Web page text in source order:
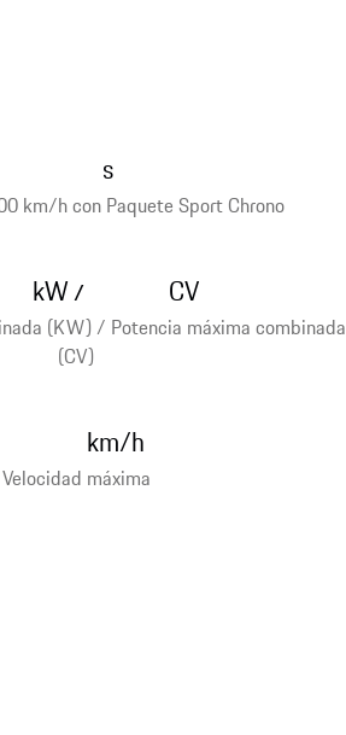
km/h con Paquete Sport Chrono
s
(KW) / Potencia máxima combinada
(CV)
kW/ CV
Velocidad máxima
km/h